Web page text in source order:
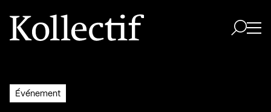
Aller à la page d'accueil
Logo Kollectif
Événement